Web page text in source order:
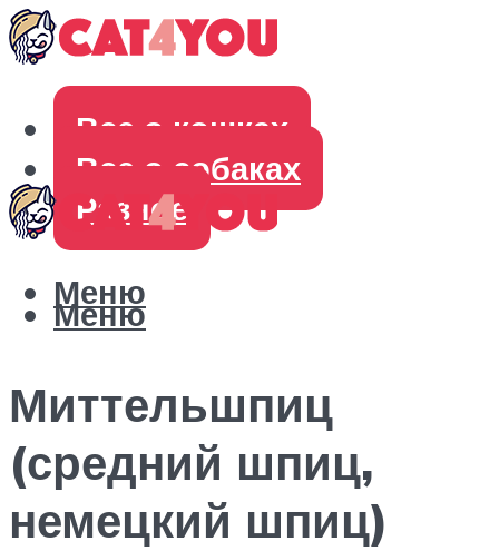
Все о кошках
Все о собаках
Разное
Меню
Меню
Миттельшпиц
(средний шпиц,
немецкий шпиц)